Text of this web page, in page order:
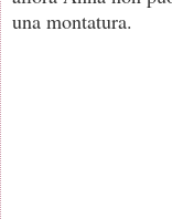
una montatura.